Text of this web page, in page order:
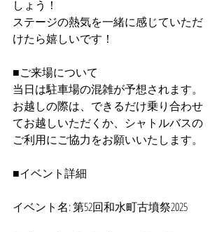
しょう！
ステージの熱気を一緒に感じていただ
けたら嬉しいです！
■ご来場について
当日は駐車場の混雑が予想されます。
お越しの際は、できるだけ乗り合わせ
てお越しいただくか、シャトルバスの
ご利用にご協力をお願いいたします。
■イベント詳細
イベント名: 第52回和水町古墳祭2025